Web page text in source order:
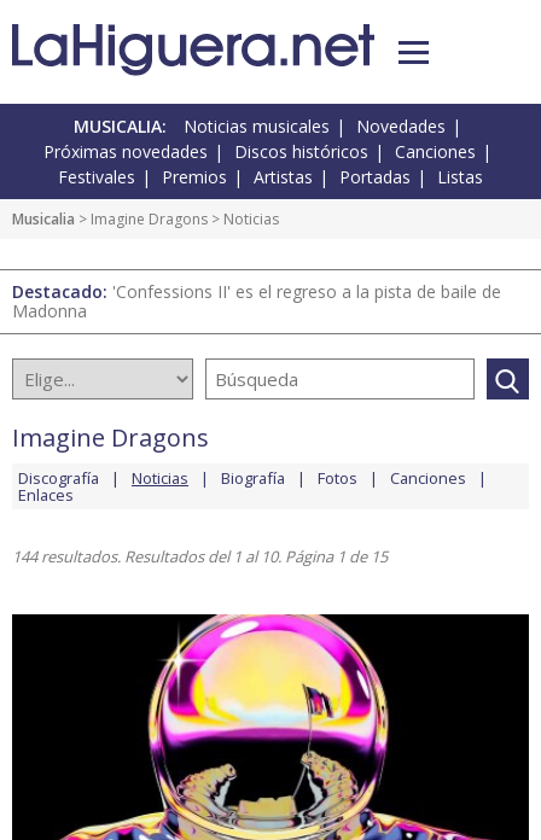
MUSICALIA: Noticias musicales
Novedades
Próximas novedades
Discos históricos
Canciones
Festivales
Premios Artistas Portadas Listas
Musicalia > Imagine Dragons > Noticias
Destacado: 'Confessions II' es el regreso a la pista de baile de
Madonna
Imagine Dragons
Discografía Noticias Biografía Fotos Canciones
Enlaces
144 resultados. Resultados del 1 al 10. Página 1 de 15